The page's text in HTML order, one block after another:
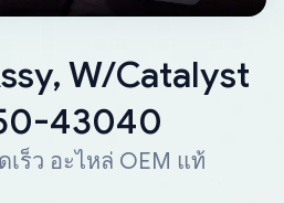
W/Catalyst
43040
ร็ว อะไหล่ OEM แท้